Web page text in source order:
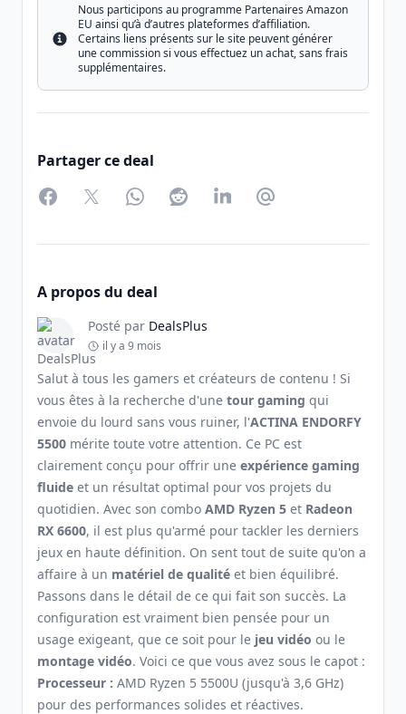
Info
Nous participons au programme Partenaires Amazon
EU ainsi qu’à d’autres plateformes d’affiliation.
Certains liens présents sur le site peuvent générer
une commission si vous effectuez un achat, sans frais
supplémentaires.
Partager ce deal
FacebookTwitterWhatsAppRedditLinkedInPartager par Email
A propos du deal
Posté par DealsPlus
il y a 9 mois
Salut à tous les gamers et créateurs de contenu ! Si
vous êtes à la recherche d'une tour gaming qui
envoie du lourd sans vous ruiner, l'ACTINA ENDORFY
5500 mérite toute votre attention. Ce PC est
clairement conçu pour offrir une expérience gaming
fluide et un résultat optimal pour vos projets du
quotidien. Avec son combo AMD Ryzen 5 et Radeon
RX 6600, il est plus qu'armé pour tackler les derniers
jeux en haute définition. On sent tout de suite qu'on a
affaire à un matériel de qualité et bien équilibré.
Passons dans le détail de ce qui fait son succès. La
configuration est vraiment bien pensée pour un
usage exigeant, que ce soit pour le jeu vidéo ou le
montage vidéo. Voici ce que vous avez sous le capot :
Processeur : AMD Ryzen 5 5500U (jusqu'à 3,6 GHz)
pour des performances solides et réactives.